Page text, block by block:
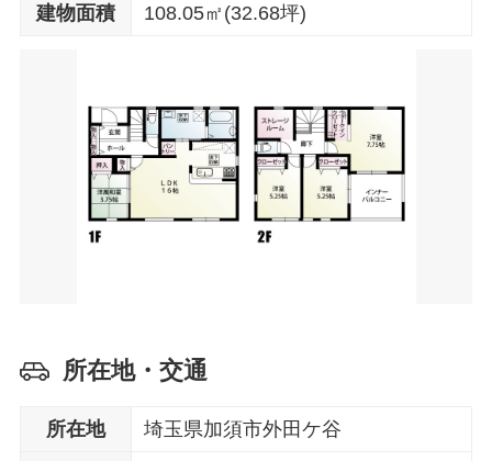
建物面積 108.05㎡(32.68坪)
所在地・交通
所在地 埼玉県加須市外田ケ谷